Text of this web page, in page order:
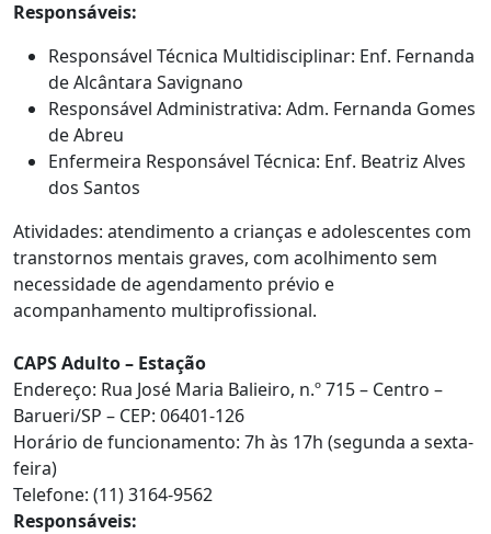
Responsáveis:
Responsável Técnica Multidisciplinar: Enf. Fernanda
de Alcântara Savignano
Responsável Administrativa: Adm. Fernanda Gomes
de Abreu
Enfermeira Responsável Técnica: Enf. Beatriz Alves
dos Santos
Atividades: atendimento a crianças e adolescentes com
transtornos mentais graves, com acolhimento sem
necessidade de agendamento prévio e
acompanhamento multiprofissional.
CAPS Adulto – Estação
Endereço: Rua José Maria Balieiro, n.º 715 – Centro –
Barueri/SP – CEP: 06401-126
Horário de funcionamento: 7h às 17h (segunda a sexta-
feira)
Telefone: (11) 3164-9562
Responsáveis: